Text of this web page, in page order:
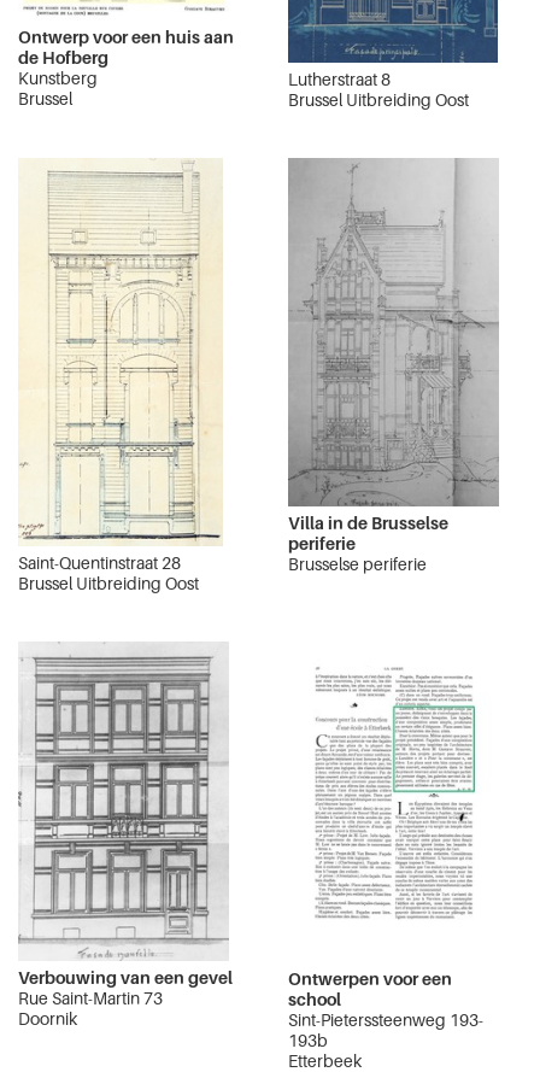
Ontwerp voor een huis aan
de Hofberg
Kunstberg
Brussel
Lutherstraat 8
Brussel Uitbreiding Oost
Saint-Quentinstraat 28
Brussel Uitbreiding Oost
Villa in de Brusselse
periferie
Brusselse periferie
Verbouwing van een gevel
Rue Saint-Martin 73
Doornik
Ontwerpen voor een
school
Sint-Pieterssteenweg 193-
193b
Etterbeek